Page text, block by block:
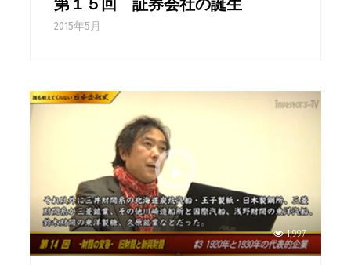
第１５回 証券会社の誕生
2015年5月
1,997